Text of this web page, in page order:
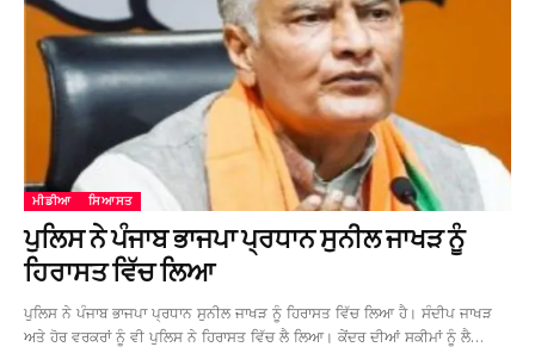
ਮੀਡੀਆ ਸਿਆਸਤ
ਪੁਲਿਸ ਨੇ ਪੰਜਾਬ ਭਾਜਪਾ ਪ੍ਰਧਾਨ ਸੁਨੀਲ ਜਾਖੜ ਨੂੰ
ਹਿਰਾਸਤ ਵਿੱਚ ਲਿਆ
ਪੁਲਿਸ ਨੇ ਪੰਜਾਬ ਭਾਜਪਾ ਪ੍ਰਧਾਨ ਸੁਨੀਲ ਜਾਖੜ ਨੂੰ ਹਿਰਾਸਤ ਵਿੱਚ ਲਿਆ ਹੈ। ਸੰਦੀਪ ਜਾਖੜ
ਅਤੇ ਹੋਰ ਵਰਕਰਾਂ ਨੂੰ ਵੀ ਪੁਲਿਸ ਨੇ ਹਿਰਾਸਤ ਵਿੱਚ ਲੈ ਲਿਆ। ਕੇਂਦਰ ਦੀਆਂ ਸਕੀਮਾਂ ਨੂੰ ਲੈ…